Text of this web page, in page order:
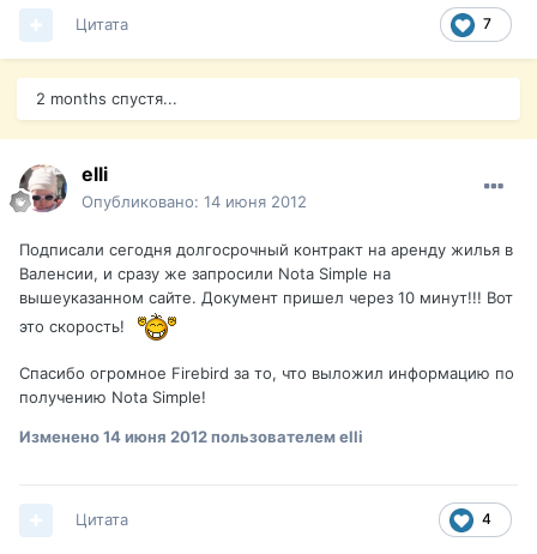
7
Цитата
2 months спустя...
elli
Опубликовано: 14 июня 2012
Подписали сегодня долгосрочный контракт на аренду жилья в
Валенсии, и сразу же запросили Nota Simple на
вышеуказанном сайте. Документ пришел через 10 минут!!! Вот
это скорость!
Спасибо огромное Firebird за то, что выложил информацию по
получению Nota Simple!
Изменено14 июня 2012пользователем elli
4
Цитата